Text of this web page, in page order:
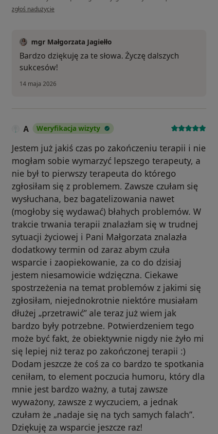
w opinii użytkownika M
zgłoś nadużycie
mgr Małgorzata Jagiełło
Bardzo dziękuję za te słowa. Życzę dalszych
sukcesów!
14 maja 2026
A Weryfikacja wizyty
Jestem już jakiś czas po zakończeniu terapii i nie
mogłam sobie wymarzyć lepszego terapeuty, a
nie był to pierwszy terapeuta do którego
zgłosiłam się z problemem. Zawsze czułam się
wysłuchana, bez bagatelizowania nawet
(mogłoby się wydawać) błahych problemów. W
trakcie trwania terapii znalazłam się w trudnej
sytuacji życiowej i Pani Małgorzata znalazła
dodatkowy termin od zaraz abym czuła
wsparcie i zaopiekowanie, za co do dzisiaj
jestem niesamowicie wdzięczna. Ciekawe
spostrzeżenia na temat problemów z jakimi się
zgłosiłam, niejednokrotnie niektóre musiałam
dłużej „przetrawić” ale teraz już wiem jak
bardzo były potrzebne. Potwierdzeniem tego
może być fakt, że obiektywnie nigdy nie żyło mi
się lepiej niż teraz po zakończonej terapii :)
Dodam jeszcze że coś za co bardzo te spotkania
ceniłam, to element poczucia humoru, który dla
mnie jest bardzo ważny, a tutaj zawsze
wyważony, zawsze z wyczuciem, a jednak
czułam że „nadaje się na tych samych falach”.
Dziękuję za wsparcie jeszcze raz!